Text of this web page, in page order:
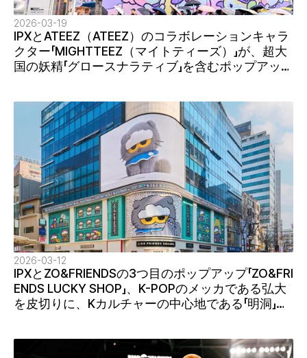
2026-03-19
IPXとATEEZ（ATEEZ）のコラボレーションキャラ
クター「MIGHTTEEZ（マイトティーズ）」が、超大
国の妖精「グロースナラティブ」を含むポップアップ
2026-03-12
IPXとZO&FRIENDSの3つ目のポップアップ「ZO&FRI
ENDS LUCKY SHOP」、K-POPのメッカである弘大
を皮切りに、Kカルチャーの中心地である「明洞」で